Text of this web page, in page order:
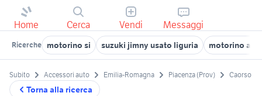
Home Cerca Vendi Messaggi
Ricerche motorino si suzuki jimny usato liguria motorino
Torna alla ricerca
Subito Accessori auto Emilia-Romagna Piacenza (Prov) Caorso